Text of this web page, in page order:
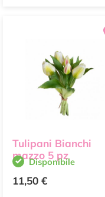
Tulipani Bianchi
mazzo 5 pz
Disponibile
11,50 €